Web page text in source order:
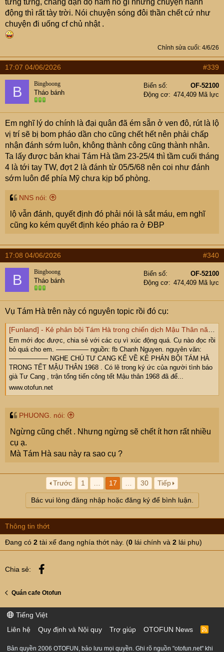
tưng tửng, chẳng dặn dộ hầm hố gì nhưng chuyện hành
động thì rất tày trời. Nói chuyện sóng đôi thần chết cứ như
chuyện đi uống cf chủ nhật .
Chỉnh sửa cuối: 4/6/26
17:07 04/06/2026 #339
B Bingboong
Tháo bánh
Biển số
OF-52100
Động cơ
474,409 Mã lực
Em nghĩ lý do chính là đại quân đã ém sẵn ở ven đô, rút là lộ
vị trí sẽ bị bom pháo dần cho cũng chết hết nên phải chấp
nhận đánh sớm luôn, không thành công cũng thành nhân.
Ta lấy được bản khai Tám Hà tầm 23-25/4 thì tầm cuối tháng
4 là tới tay TW, đợt 2 là đánh từ 05/5/68 nên coi như đánh
sớm luôn để phía Mỹ chưa kịp bố phòng.
NNS nói:
lộ vẫn đánh, quyết định đó phải nói là sắt máu, em nghĩ
cũng ko kém quyết định kéo pháo ra ở ĐBP
17:08 04/06/2026 #340
B Bingboong
Tháo bánh
Biển số
OF-52100
Động cơ
474,409 Mã lực
Vụ Tám Hà trên này có nguyên topic rồi đó cụ:
[Funland] - Kẻ phản bội Tám Hà trong chiến dịch Mậu Thân năm 1968
Em mới đọc được, chia sẻ với các cụ vì xúc động quá. Cụ nào đọc rồi
bỏ quá cho em. ————— nguồn: fb Chanh Nguyen. nguyên văn:
—————— NGHE CHÚ TƯ CANG KỂ VỀ KẺ PHẢN BỘI TÁM HÀ
TRONG TẾT MẬU THÂN 1968 . Có lẽ trong ký ức của người tình báo
già Tư Cang , trận tổng tiến công tết Mậu thân 1968 đã để...
www.otofun.net
PHUONG. nói:
Ngừng cũng chết . Nhưng ngừng sẽ chết ít hơn rất nhiều
cụ ạ.
Mà Tám Hà sau này ra sao cụ ?
Trước 1 17 30 Tiếp
Bác vui lòng đăng nhập hoặc đăng ký để bình luận.
Thông tin thớt
Đang có 2 tài xế đang nghía thớt này. (0 lái chính và 2 lái phụ)
Chia sẻ:
Quán cafe Otofun
Tiếng Việt
Liên hệ
Quy định và Nội quy Trợ giúp OTOFUN News
R
S
Bản quyền 2006 OTOFUN, bảo lưu mọi quyền. Ghi rõ nguồn "otofun.net" khi